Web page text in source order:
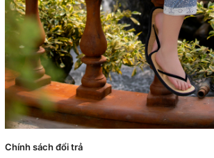
Chính sách đổi trả